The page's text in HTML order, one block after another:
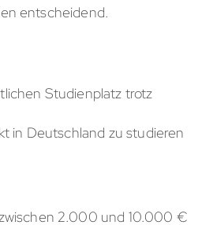
entscheidend.
Studienplatz trotz
in Deutschland zu studieren
2.000 und 10.000 €